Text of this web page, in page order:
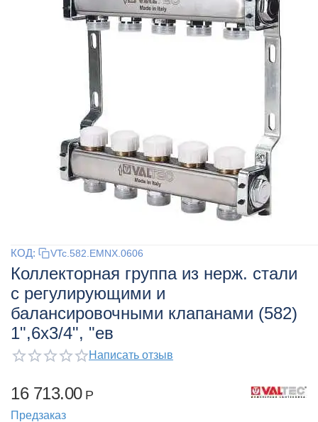
КОД: VTc.582.EMNX.0606
Коллекторная группа из нерж. стали
с регулирующими и
балансировочными клапанами (582)
1",6x3/4", "ев
Написать отзыв
16 713.00 Р
Предзаказ